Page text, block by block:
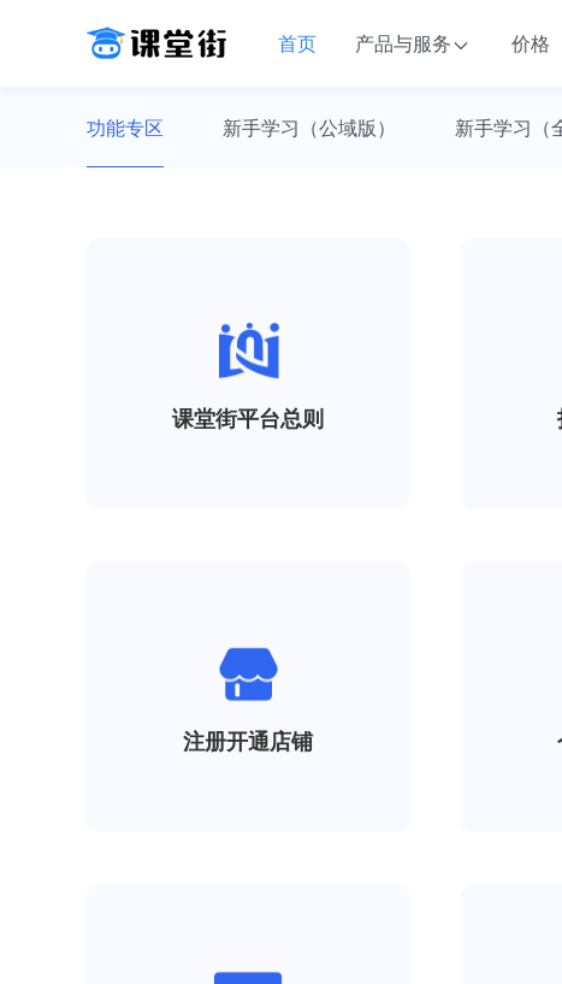
首页 产品与服务 价格
功能专区 新手学习（公域版） 新手学习（
课堂街平台总则
注册开通店铺